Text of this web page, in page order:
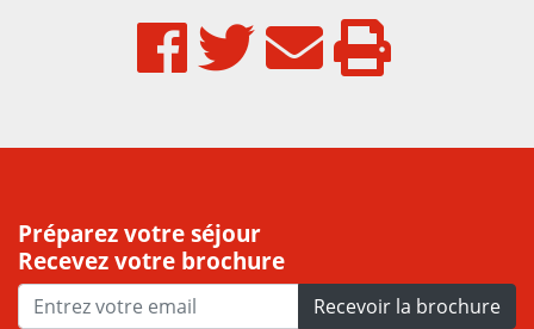
Préparez votre séjour
Recevez votre brochure
Recevoir la brochure